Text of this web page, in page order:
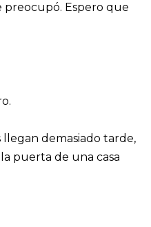
preocupó. Espero que
demasiado tarde,
puerta de una casa